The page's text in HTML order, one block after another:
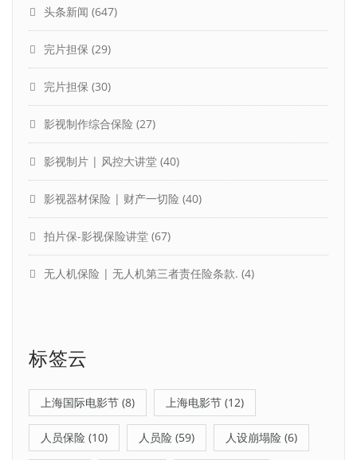
头条新闻 (647)
完片担保 (29)
完片担保 (30)
影视制作综合保险 (27)
影视制片 | 风控大讲堂 (40)
影视器材保险 | 财产一切险 (40)
拍片保-影视保险讲堂 (67)
无人机保险 | 无人机第三者责任险条款. (4)
标签云
上海国际电影节 (8) 上海电影节 (12)
人员保险 (10) 人员险 (59) 人设崩塌险 (6)